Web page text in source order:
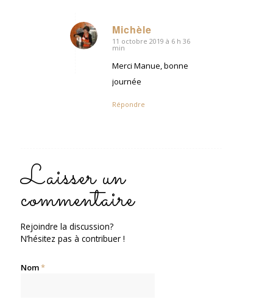
Michèle
dit
11 octobre 2019 à 6 h 36
min
Merci Manue, bonne
journée
Répondre
Laisser un
commentaire
Rejoindre la discussion?
N’hésitez pas à contribuer !
Nom*